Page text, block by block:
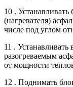
10 . Устанавливать
(нагревателя)
числе под углом
11 .
разогреваемым
от мощности
12 . Поднимать